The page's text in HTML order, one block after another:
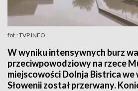
fot.: TVP.INFO
W wyniku intensywnych burz
przeciwpowodziowy na rzece
miejscowości Dolnja Bistrica we
Słowenii został przerwany.